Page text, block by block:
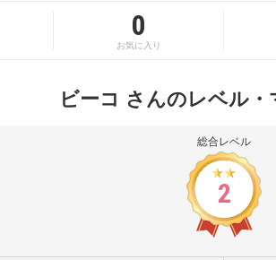
0
お気に入り
ビーコ さんのレベル・
総合レベル
2